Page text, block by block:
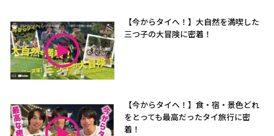
【今からタイへ！】大自然を満喫した
三つ子の大冒険に密着！
【今からタイへ！】食・宿・景色どれ
をとっても最高だったタイ旅行に密
着！